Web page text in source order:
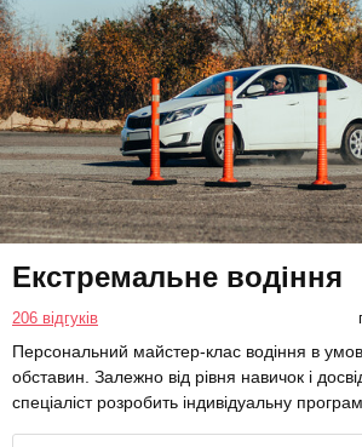
Екстремальне водіння
206 відгуків
Персональний майстер-клас водіння в
обставин. Залежно від рівня навичок і
спеціаліст розробить індивідуальну